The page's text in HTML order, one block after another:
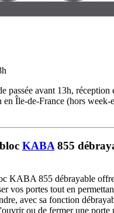
passée avant 13h, réception
en Île-de-France (hors week-
KABA 855
KABA 855 débrayable
vos portes tout en
avec sa fonction
ou de fermer une porte